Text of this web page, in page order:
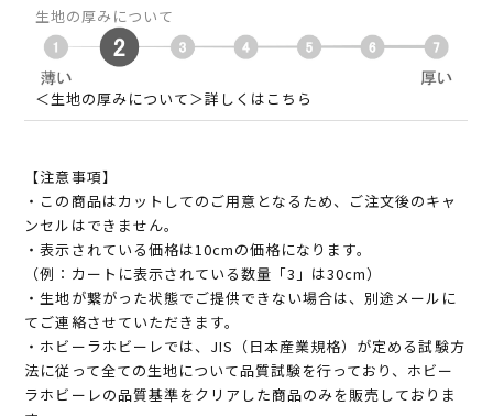
生地の厚みについて
＜生地の厚みについて＞詳しくはこちら
【注意事項】
・この商品はカットしてのご用意となるため、ご注文後のキャ
ンセルはできません。
・表示されている価格は10cmの価格になります。
（例：カートに表示されている数量「3」は30cm）
・生地が繋がった状態でご提供できない場合は、別途メールに
てご連絡させていただきます。
・ホビーラホビーレでは、JIS（日本産業規格）が定める試験方
法に従って全ての生地について品質試験を行っており、ホビー
ラホビーレの品質基準をクリアした商品のみを販売しておりま